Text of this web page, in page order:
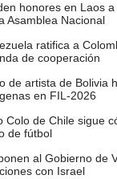
honores en Laos
Asamblea Nacional
ratifica a
de cooperación
de artista de Bolivia
en FIL-2026
Colo de Chile sigue
de fútbol
al Gobierno de
con Israel